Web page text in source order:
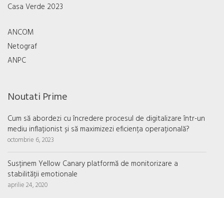
Casa Verde 2023
ANCOM
Netograf
ANPC
Noutati Prime
Cum să abordezi cu încredere procesul de digitalizare într-un
mediu inflaționist și să maximizezi eficiența operațională?
octombrie 6, 2023
Susținem Yellow Canary platformă de monitorizare a
stabilității emotionale
aprilie 24, 2020